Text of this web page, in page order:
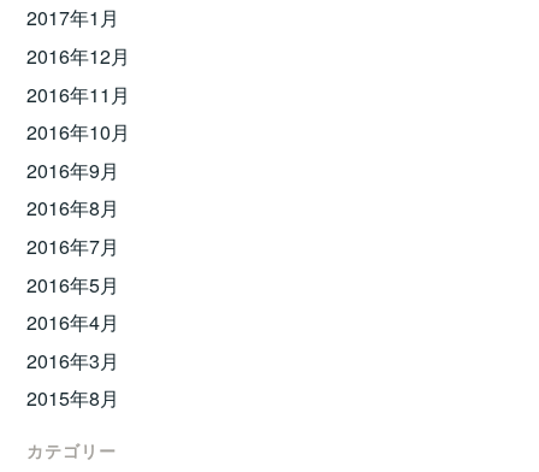
2017年1月
2016年12月
2016年11月
2016年10月
2016年9月
2016年8月
2016年7月
2016年5月
2016年4月
2016年3月
2015年8月
カテゴリー